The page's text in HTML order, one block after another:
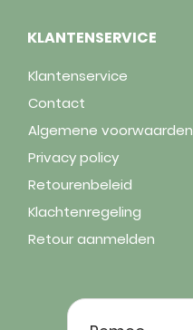
KLANTENSERVICE
Klantenservice
Contact
Algemene voorwaarden
Privacy policy
Retourenbeleid
Klachtenregeling
Retour aanmelden